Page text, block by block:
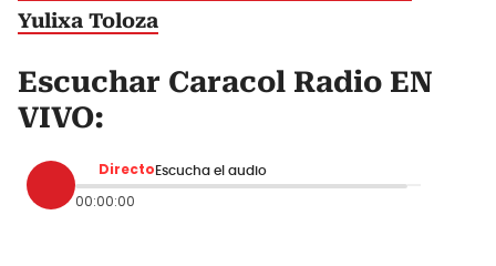
Yulixa Toloza
Escuchar Caracol Radio EN
VIVO:
Directo Escucha el audio
00:00:00